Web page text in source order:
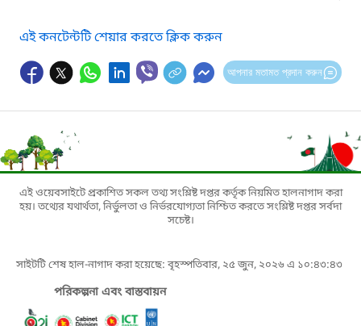
এই কনটেন্টটি শেয়ার করতে ক্লিক করুন
আপনার মতামত প্রদান করুন
এই ওয়েবসাইটে প্রকাশিত সকল তথ্য সংশ্লিষ্ট দপ্তর কর্তৃক নিয়মিত হালনাগাদ করা
হয়। তথ্যের যথার্থতা, নির্ভুলতা ও নির্ভরযোগ্যতা নিশ্চিত করতে সংশ্লিষ্ট দপ্তর সর্বদা
সচেষ্ট।
সাইটটি শেষ হাল-নাগাদ করা হয়েছে: বৃহস্পতিবার, ২৫ জুন, ২০২৬ এ ১০:৪৩:৪৩
পরিকল্পনা এবং বাস্তবায়ন